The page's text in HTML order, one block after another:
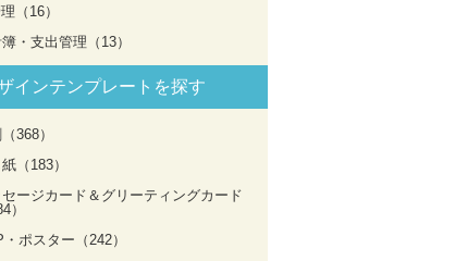
（16）
・支出管理（13）
インテンプレートを探す
368）
（183）
セージカード＆グリーティングカード
）
・ポスター（242）